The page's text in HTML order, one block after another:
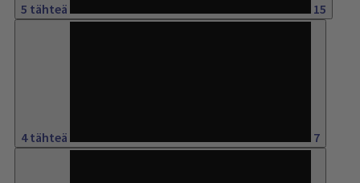
5 tähteä 15
4 tähteä 7